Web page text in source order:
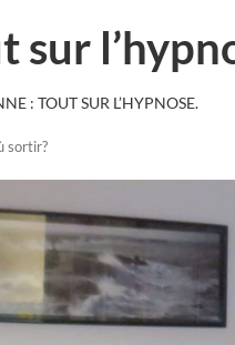
sur
: TOUT SUR L’HYPNOSE.
sortir?